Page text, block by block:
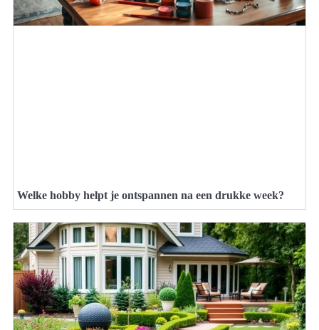
Welke hobby helpt je ontspannen na een drukke week?